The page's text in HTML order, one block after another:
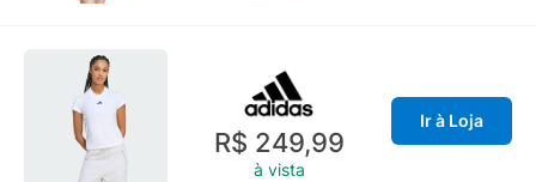
R$ 249,99
à vista
Ir à Loja